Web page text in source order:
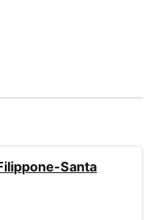
Santa